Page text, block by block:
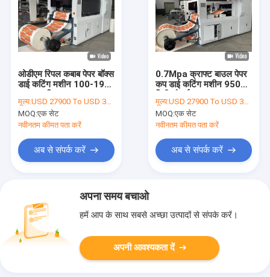
ओडीएम रिपल कबाब पेपर बॉक्स
डाई कटिंग मशीन 100-190
मूल्य:USD 27900 To USD 31000 Per Set
MOQ:एक सेट
नवीनतम कीमत पता करें
अब से संपर्क करें
0.7Mpa क्राफ्ट बाउल पेपर
कप डाई कटिंग मशीन 950
मूल्य:USD 27900 To USD 31000 Per Set
MOQ:एक सेट
नवीनतम कीमत पता करें
अब से संपर्क करें
अपना समय बचाओ
हमें आप के साथ सबसे अच्छा उत्पादों से संपर्क करें।
अपनी आवश्यकता दें